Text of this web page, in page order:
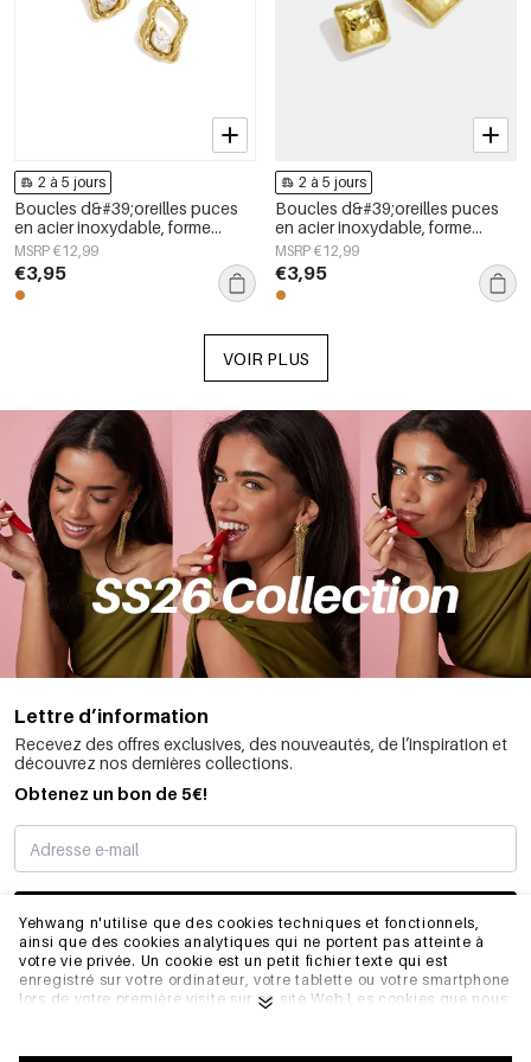
Yehwang n'utilise que des cookies techniques et fonctionnels,
ainsi que des cookies analytiques qui ne portent pas atteinte à
votre vie privée. Un cookie est un petit fichier texte qui est
enregistré sur votre ordinateur, votre tablette ou votre smartphone
lors de votre première visite sur ce site Web.Les cookies que nous
fonctionner correctement et de se souvenir, par exemple, de vos
2 à 5 jours
Boucles d&#39;oreilles puces
en acier inoxydable, forme
géométrique, collection simple
pour le quotidien, bijoux pour
femmes
MSRP €12,99
€3,95
2 à 5 jours
Boucles d&#39;oreilles puces
en acier inoxydable, forme
géométrique, collection simple
pour le quotidien, bijoux pour
femmes
MSRP €12,99
€3,95
VOIR PLUS
Lettre d’information
Recevez des offres exclusives, des nouveautés, de l’inspiration et
découvrez nos dernières collections.
Obtenez un bon de 5€!
JE M’INSCRIS
INFORMATIONS